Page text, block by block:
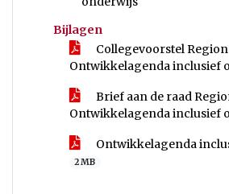
Bijlagen
Collegevoorstel
Ontwikkelagenda inclusief
Brief aan de raad
Ontwikkelagenda inclusief
Ontwikkelagenda
2 MB